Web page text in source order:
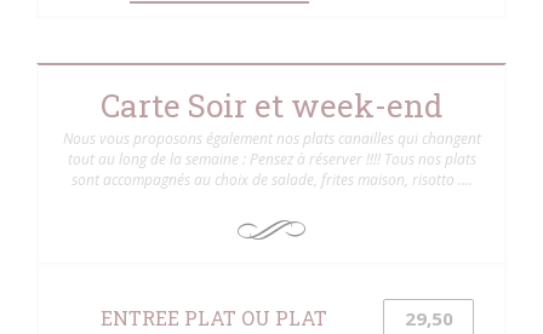
Carte Soir et week-end
Nous vous proposons également nos plats canailles qui changent
tout au long de la semaine : Pensez à réserver !!!! Tous nos plats
sont accompagnés au choix de salade, frites maison, risotto ….
ENTREE PLAT OU PLAT
29,50